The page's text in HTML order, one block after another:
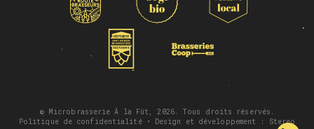
© Microbrasserie À la Fût, 2026. Tous droits réservés.
Politique de confidentialité• Design et développement : Stereo